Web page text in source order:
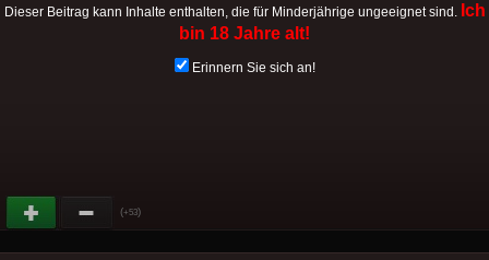
Dieser Beitrag kann Inhalte enthalten, die für Minderjährige ungeeignet sind. Ich
bin 18 Jahre alt!
Erinnern Sie sich an!
(+53)